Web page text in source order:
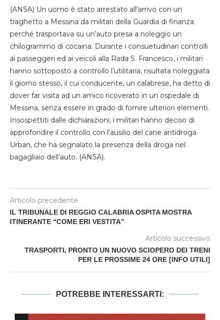
(ANSA) Un uomo è stato arrestato all’arrivo con un
traghetto a Messina da militari della Guardia di finanza
perché trasportava su un’auto presa a noleggio un
chilogrammo di cocaina. Durante i consuetudinari controlli
ai passeggeri ed ai veicoli alla Rada S. Francesco, i militari
hanno sottoposto a controllo l’utilitaria, risultata noleggiata
il giorno stesso, il cui conducente, un calabrese, ha detto di
dover far visita ad un amico ricoverato in un ospedale di
Messina, senza essere in grado di fornire ulteriori elementi.
Insospettiti dalle dichiarazioni, i militari hanno deciso di
approfondire il controllo con l’ausilio del cane antidroga
Urban, che ha segnalato la presenza della droga nel
bagagliaio dell’auto. (ANSA).
Articolo precedente
IL TRIBUNALE DI REGGIO CALABRIA OSPITA MOSTRA
ITINERANTE “COME ERI VESTITA”
Articolo successivo
TRASPORTI, PRONTO UN NUOVO SCIOPERO DEI TRENI
PER LE PROSSIME 24 ORE [INFO UTILI]
POTREBBE INTERESSARTI: